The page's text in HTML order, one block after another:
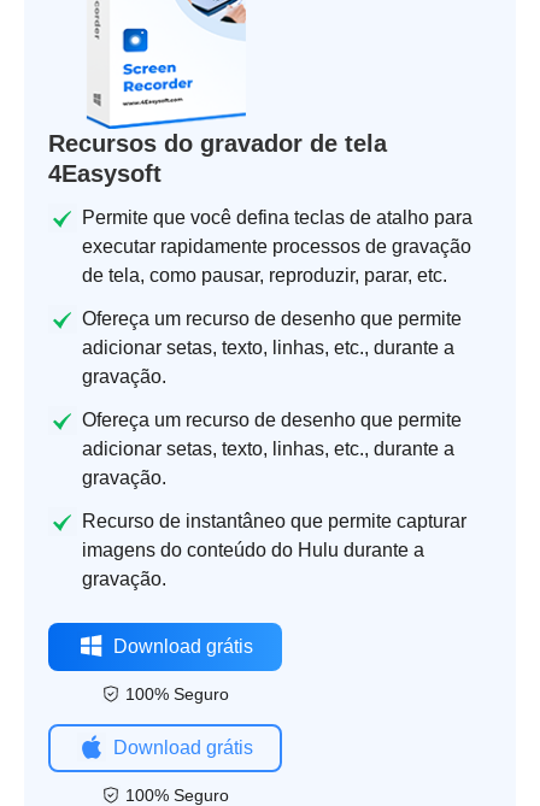
Recursos do gravador de tela
4Easysoft
Permite que você defina teclas de atalho para
executar rapidamente processos de gravação
de tela, como pausar, reproduzir, parar, etc.
Ofereça um recurso de desenho que permite
adicionar setas, texto, linhas, etc., durante a
gravação.
Ofereça um recurso de desenho que permite
adicionar setas, texto, linhas, etc., durante a
gravação.
Recurso de instantâneo que permite capturar
imagens do conteúdo do Hulu durante a
gravação.
Download grátis
100% Seguro
Download grátis
100% Seguro